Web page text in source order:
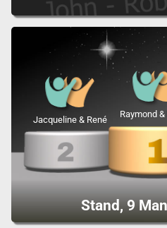
Stand, 9
Raymond
Jacqueline & René